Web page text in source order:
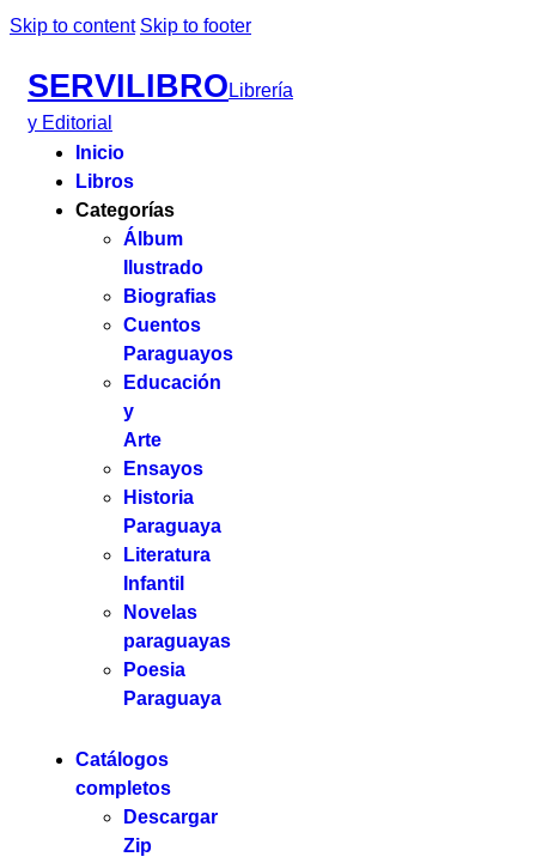
Skip to content Skip to footer
SERVILIBRO Librería
y Editorial
Inicio
Libros
Categorías
Álbum
Ilustrado
Biografias
Cuentos
Paraguayos
Educación
y
Arte
Ensayos
Historia
Paraguaya
Literatura
Infantil
Novelas
paraguayas
Poesia
Paraguaya
Catálogos
completos
Descargar
Zip